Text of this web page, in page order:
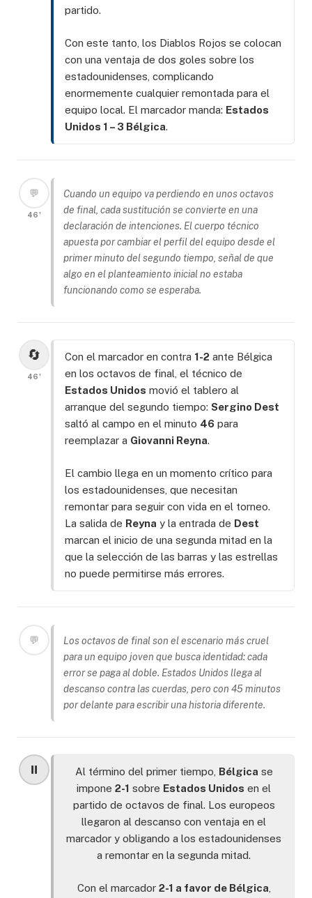
partido.
Con este tanto, los Diablos Rojos se colocan
con una ventaja de dos goles sobre los
estadounidenses, complicando
enormemente cualquier remontada para el
equipo local. El marcador manda: Estados
Unidos 1 – 3 Bélgica.
💬
46'
Cuando un equipo va perdiendo en unos octavos
de final, cada sustitución se convierte en una
declaración de intenciones. El cuerpo técnico
apuesta por cambiar el perfil del equipo desde el
primer minuto del segundo tiempo, señal de que
algo en el planteamiento inicial no estaba
funcionando como se esperaba.
🔄
46'
Con el marcador en contra 1-2 ante Bélgica
en los octavos de final, el técnico de
Estados Unidos movió el tablero al
arranque del segundo tiempo: Sergino Dest
saltó al campo en el minuto 46 para
reemplazar a Giovanni Reyna.
El cambio llega en un momento crítico para
los estadounidenses, que necesitan
remontar para seguir con vida en el torneo.
La salida de Reyna y la entrada de Dest
marcan el inicio de una segunda mitad en la
que la selección de las barras y las estrellas
no puede permitirse más errores.
💬
Los octavos de final son el escenario más cruel
para un equipo joven que busca identidad: cada
error se paga al doble. Estados Unidos llega al
descanso contra las cuerdas, pero con 45 minutos
por delante para escribir una historia diferente.
⏸️ Al término del primer tiempo, Bélgica se
impone 2-1 sobre Estados Unidos en el
partido de octavos de final. Los europeos
llegaron al descanso con ventaja en el
marcador y obligando a los estadounidenses
a remontar en la segunda mitad.
Con el marcador 2-1 a favor de Bélgica,